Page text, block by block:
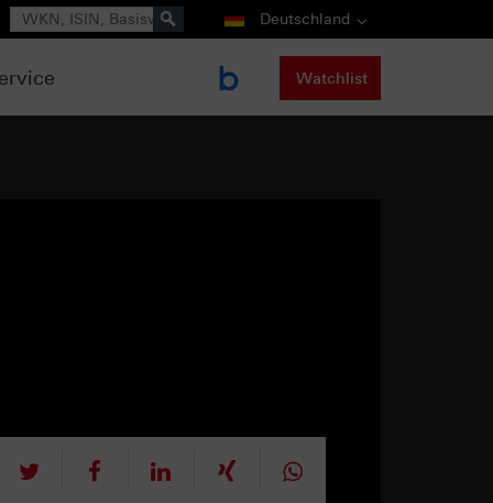
Suche Deutschland
Watchlist
tweet mitteilen